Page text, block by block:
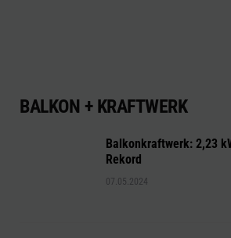
BALKON + KRAFTWERK
Balkonkraftwerk: 2,23
Rekord
07.05.2024